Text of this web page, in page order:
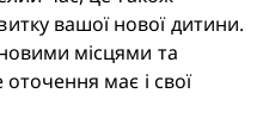
вашої нової дитини.
місцями та
має і свої